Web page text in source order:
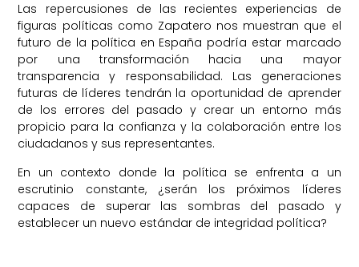
Las repercusiones de las recientes experiencias de
figuras políticas como Zapatero nos muestran que el
futuro de la política en España podría estar marcado
por una transformación hacia una mayor
transparencia y responsabilidad. Las generaciones
futuras de líderes tendrán la oportunidad de aprender
de los errores del pasado y crear un entorno más
propicio para la confianza y la colaboración entre los
ciudadanos y sus representantes.
En un contexto donde la política se enfrenta a un
escrutinio constante, ¿serán los próximos líderes
capaces de superar las sombras del pasado y
establecer un nuevo estándar de integridad política?